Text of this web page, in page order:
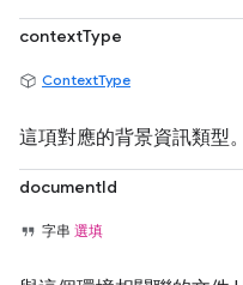
contextType
ContextType
這項對應的背景資訊類型。
documentId
字串 選填